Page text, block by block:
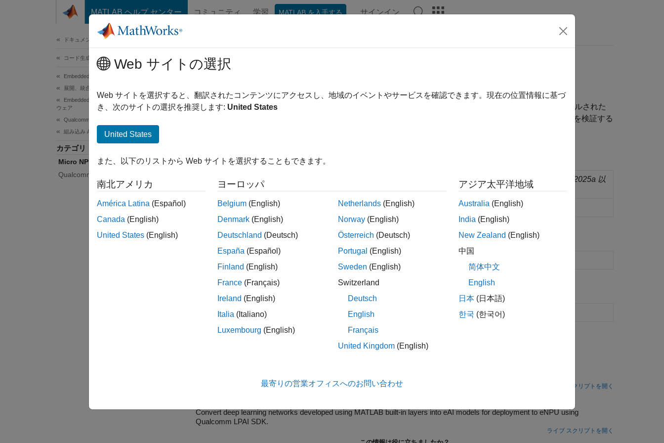
コンテンツへスキップ
MATLAB ヘルプ センター コミュニティ 学習 MATLAB を入手する サインイン
ドキュメンテーションのホーム
コード生成
Embedded Coder
展開、統合、サポートされているハードウェア
Embedded Coder でサポートされているハード
ウェア
Qualcomm Hexagon プロセッサ
組み込み AI
カテゴリ
Micro NPU
Qualcomm AI Engine Direct
Micro NPU
深層学習ネットワークと Qualcomm Hexagon®eNPU で作業する
Embedded Coder®Support Package for Qualcomm Hexagon Processors
には、eAI ネットワーク (コンパイルされた
eAI モデル) を使用して eNPU の応答を予測し、ターゲットに展開する前に eNPU の精度とパフォーマンスを検証する
関数
hexagon.ENPU Interface to predict responses of eNPU using a compiled eAI model
(R2025a 以
降)
hexagon.ENPU.getEAIProperties Read values for properties defined in eAI network file(R2025a 以降)
ブロック
モデル設定
Model Settings to Deploy Code for eNPU Module of Qualcomm Hexagon Processor
ライブ スクリプトを開く
Convert deep learning networks developed using MATLAB built-in layers into eAI models for deployment to eNPU using
Qualcomm LPAI SDK.
ライブ スクリプトを開く
Web サイトの選択
Web サイトを選択すると、翻訳されたコンテンツにアクセスし、地域のイベントやサービスを確認できます。現在の位置情報に基づ
き、次のサイトの選択を推奨します: United States
United States
また、以下のリストから Web サイトを選択することもできます。
南北アメリカ
América Latina (Español)
Canada (English)
United States (English)
ヨーロッパ
Belgium (English)
Denmark (English)
Deutschland (Deutsch)
España (Español)
Finland (English)
France (Français)
Ireland (English)
Italia (Italiano)
Luxembourg (English)
Netherlands (English)
Norway (English)
Österreich (Deutsch)
Portugal (English)
Sweden (English)
Switzerland
Deutsch
English
Français
United Kingdom (English)
アジア太平洋地域
Australia (English)
India (English)
New Zealand (English)
中国
简体中文
English
日本 (日本語)
한국 (한국어)
最寄りの営業オフィスへのお問い合わせ